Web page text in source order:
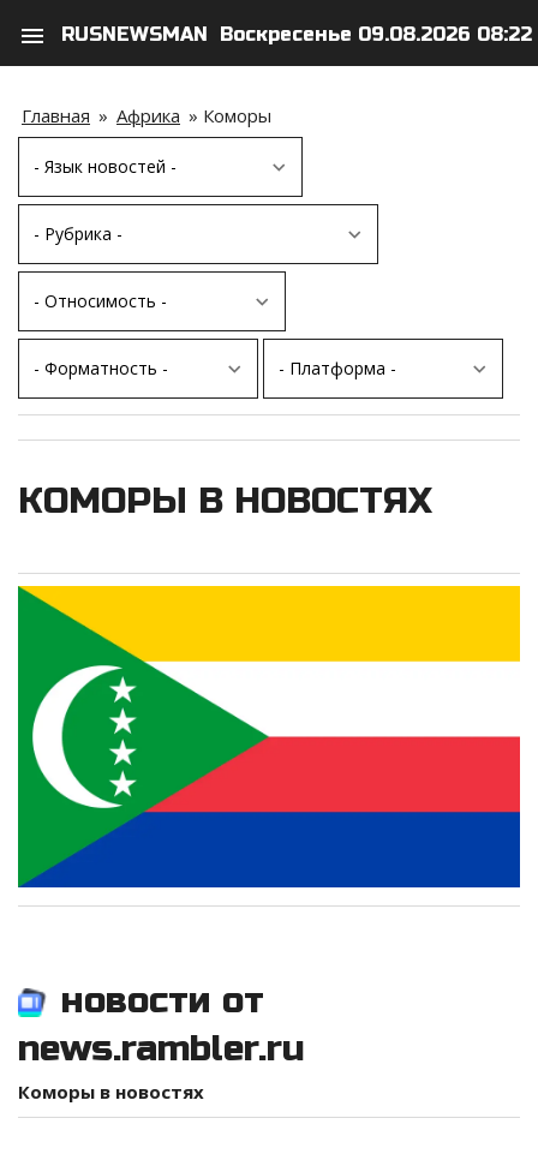
menu RUSNEWSMAN Воскресенье 09.08.2026 08:22
Главная » Африка » Коморы
КОМОРЫ В НОВОСТЯХ
новости от
news.rambler.ru
Коморы в новостях